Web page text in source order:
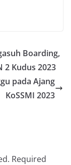
Boarding,
2 Kudus 2023
pada Ajang
KoSSMI 2023
Required